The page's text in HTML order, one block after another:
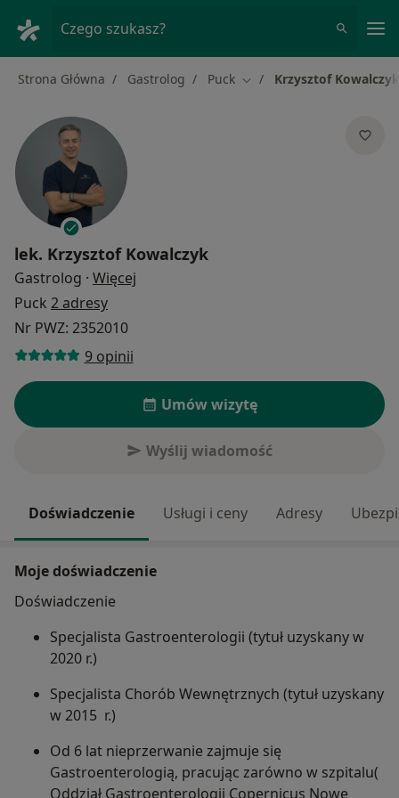
Czego szukasz?
Strona Główna Gastrolog Puck Zmień miasto
Krzysztof Kowalczyk
lek. Krzysztof Kowalczyk
Gastrolog · Więcej
Puck 2 adresy
Nr PWZ: 2352010
9 opinii
Umów wizytę
Wyślij wiadomość
Doświadczenie Usługi i ceny Adresy
Moje doświadczenie
Doświadczenie
Specjalista Gastroenterologii (tytuł uzyskany w
2020 r.)
Specjalista Chorób Wewnętrznych (tytuł uzyskany
w 2015 r.)
Od 6 lat nieprzerwanie zajmuje się
Gastroenterologią, pracując zarówno w szpitalu(
Oddział Gastroenterologii Copernicus Nowe